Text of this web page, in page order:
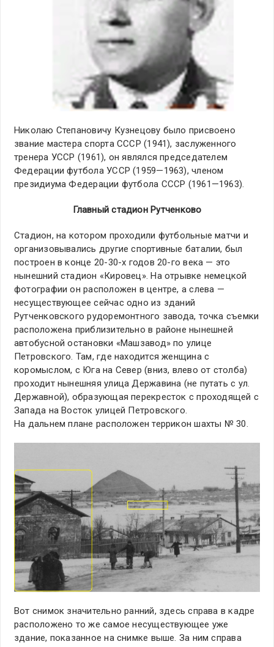
Николаю Степановичу Кузнецову было присвоено
звание мастера спорта СССР (1941), заслуженного
тренера УССР (1961), он являлся председателем
Федерации футбола УССР (1959—1963), членом
президиума Федерации футбола СССР (1961—1963).
Главный стадион Рутченково
Стадион, на котором проходили футбольные матчи и
организовывались другие спортивные баталии, был
построен в конце 20-30-х годов 20-го века — это
нынешний стадион «Кировец». На отрывке немецкой
фотографии он расположен в центре, а слева —
несуществующее сейчас одно из зданий
Рутченковского рудоремонтного завода, точка съемки
расположена приблизительно в районе нынешней
автобусной остановки «Машзавод» по улице
Петровского. Там, где находится женщина с
коромыслом, с Юга на Север (вниз, влево от столба)
проходит нынешняя улица Державина (не путать с ул.
Державной), образующая перекресток с проходящей с
Запада на Восток улицей Петровского.
На дальнем плане расположен террикон шахты № 30.
Вот снимок значительно ранний, здесь справа в кадре
расположено то же самое несуществующее уже
здание, показанное на снимке выше. За ним справа